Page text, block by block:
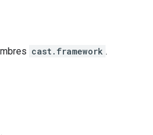
cast.framework .